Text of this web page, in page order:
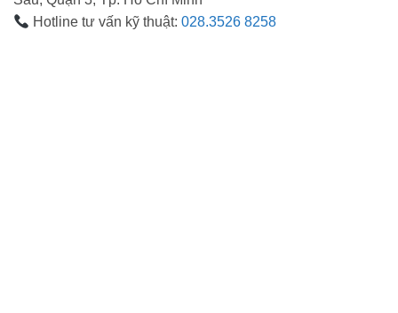
Hotline tư vấn kỹ thuật:028.3526 8258